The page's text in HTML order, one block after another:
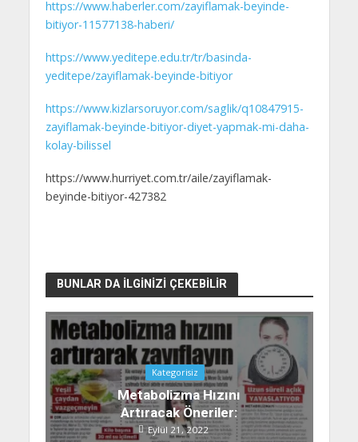
https://www.haberler.com/zayiflamak-beyinde-
bitiyor-11577138-haberi/
https://www.yeditepe.edu.tr/tr/basinda-
yeditepe/zayiflamak-beyinde-bitiyor
https://www.kizlarsoruyor.com/saglik/q10847915-
zayiflamak-beyinde-bitiyor-diyet-yapmak-mi-daha-
kolay-bilissel
https://www.hurriyet.com.tr/aile/zayiflamak-
beyinde-bitiyor-427382
BUNLAR DA İLGINIZI ÇEKEBILIR
Kategorisiz
Metabolizma Hızını
Artıracak Öneriler:
Eylül 21, 2022